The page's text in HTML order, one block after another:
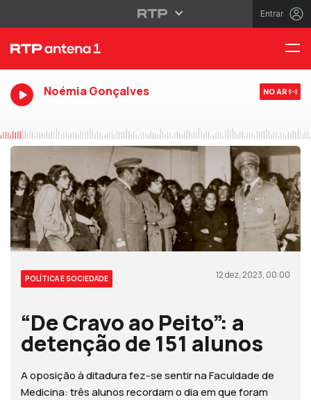
Entrar
Noémia Gonçalves NO AR
POLÍTICA E SOCIEDADE 12 dez, 2023, 00:00
“De Cravo ao Peito”: a
detenção de 151 alunos
A oposição à ditadura fez-se sentir na Faculdade de
Medicina: três alunos recordam o dia em que foram